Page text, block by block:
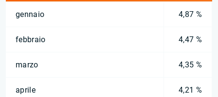
gennaio 4,87 %
febbraio 4,47 %
marzo 4,35 %
aprile 4,21 %